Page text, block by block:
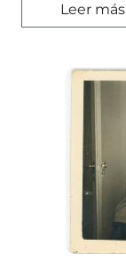
Leer más